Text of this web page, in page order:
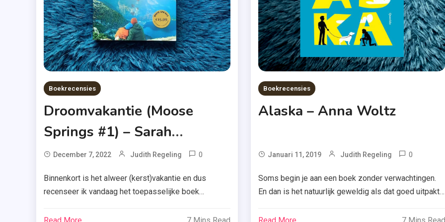
Droomuitzicht
,
Droomvakantie
,
Moose
Springs
,
Roman
,
Tweede
Deel
Boekrecensies
Droomvakantie (Moose
Springs #1) – Sarah
Morgenthaler
December 7, 2022 Judith Regeling 0
,
Binnenkort is het alweer (kerst)vakantie en dus
recenseer ik vandaag het toepasselijke boek
ze mij hiermee heeft weten te overtuigen? Ik vertel je
Boekrecensies
Alaska – Anna Woltz
Januari 11, 2019 Judith Regeling 0
,
Anna
,
Soms begin je aan een boek zonder verwachtingen.
En dan is het natuurlijk geweldig als dat goed uitpakt.
recensie van ‘Alaska’ van Anna Woltz, want dat boek